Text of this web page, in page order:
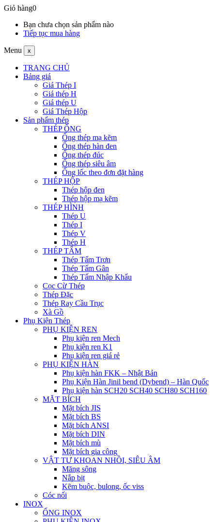
Giỏ hàng0
Bạn chưa chọn sản phẩm nào
Tiếp tục mua hàng
Menu x
TRANG CHỦ
Bảng giá
Giá Thép I
Giá thép H
Giá thép U
Giá Thép Hộp
Sản phẩm thép
THÉP ỐNG
Ống thép mạ kẽm
Ống thép hàn đen
Ống thép đúc
Ống thép siêu âm
Ống lốc theo đơn đặt hàng
THÉP HỘP
Thép hộp đen
Thép hộp mạ kẽm
THÉP HÌNH
Thép U
Thép I
Thép V
Thép H
THÉP TẤM
Thép Tấm Trơn
Thép Tấm Gân
Thép Tấm Nhập Khẩu
Cọc Cừ Thép
Thép Đặc
Thép Ray Cầu Trục
Xà Gồ
Phụ Kiện Thép
PHỤ KIỆN REN
Phụ kiện ren Mech
Phụ kiện ren K1
Phụ kiện ren giá rẻ
PHỤ KIỆN HÀN
Phụ kiện hàn FKK – Nhật Bản
Phụ Kiện Hàn Jinil bend (Dybend) – Hàn Quốc
Phụ kiện hàn SCH20 SCH40 SCH80 SCH160
MẶT BÍCH
Mặt bích JIS
Mặt bích BS
Mặt bích ANSI
Mặt bích DIN
Mặt bích mù
Mặt bích gia công
VẬT TƯ KHOAN NHỒI, SIÊU ÂM
Măng sông
Nắp bịt
Kẽm buộc, bulong, ốc viss
Cóc nối
INOX
ỐNG INOX